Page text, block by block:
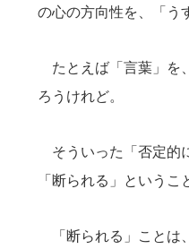
の心の方向性を、「う
たとえば「言葉」を
ろうけれど。
そういった「否定的
「断られる」というこ
「断られる」ことは